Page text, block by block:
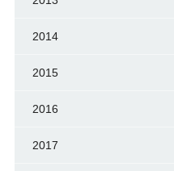
2014
2015
2016
2017